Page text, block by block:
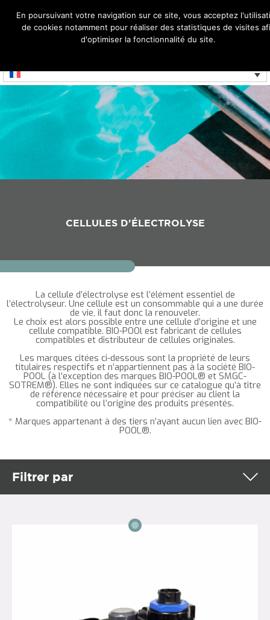
CELLULES D'ÉLECTROLYSE
La cellule d’électrolyse est l’élément essentiel de
l’électrolyseur. Une cellule est un consommable qui a une durée
de vie, il faut donc la renouveler.
Le choix est alors possible entre une cellule d’origine et une
cellule compatible. BIO-POOl est fabricant de cellules
compatibles et distributeur de cellules originales.
Les marques citées ci-dessous sont la propriété de leurs
titulaires respectifs et n’appartiennent pas à la société BIO-
POOL (à l’exception des marques BIO-POOL® et SMGC-
SOTREM®). Elles ne sont indiquées sur ce catalogue qu’à titre
de référence nécessaire et pour préciser au client la
compatibilité ou l’origine des produits présentés.
* Marques appartenant à des tiers n’ayant aucun lien avec BIO-
POOL®.
Filtrer par
En poursuivant votre navigation sur ce site, vous acceptez
de cookies notamment pour réaliser des statistiques de visites
d'optimiser la fonctionnalité du site.